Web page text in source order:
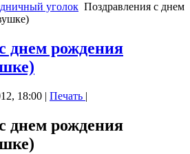
уголок Поздравления с днем
днем рождения
18:00 | Печать |
днем рождения